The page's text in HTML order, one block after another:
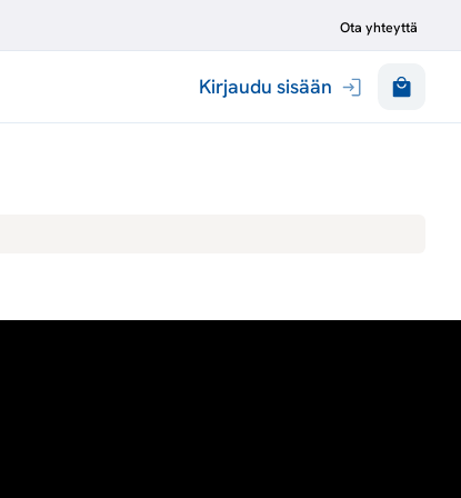
Ota yhteyttä
Kirjaudu sisään